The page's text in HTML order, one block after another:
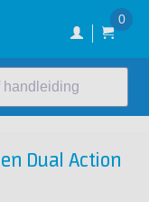
0
handleiding
Dual Action